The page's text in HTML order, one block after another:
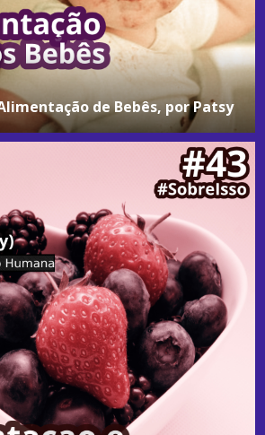
de Bebês, por Patsy